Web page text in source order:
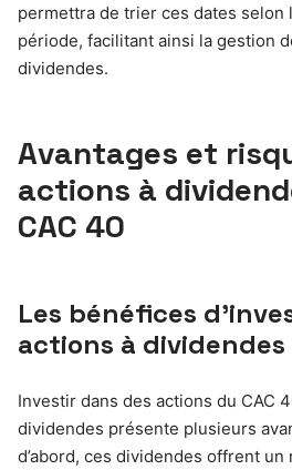
permettra de trier ces dates selon
période, facilitant ainsi la gestion
dividendes.
Avantages et
actions à
CAC 40
Les bénéfices
actions à dividendes
Investir dans des actions du CAC
dividendes présente plusieurs
d’abord, ces dividendes offrent